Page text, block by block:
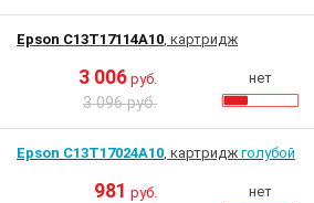
Epson C13T17114A10, картридж
3 006 руб.
3 096 руб.
нет
Epson C13T17024A10, картридж голубой
981 руб. нет